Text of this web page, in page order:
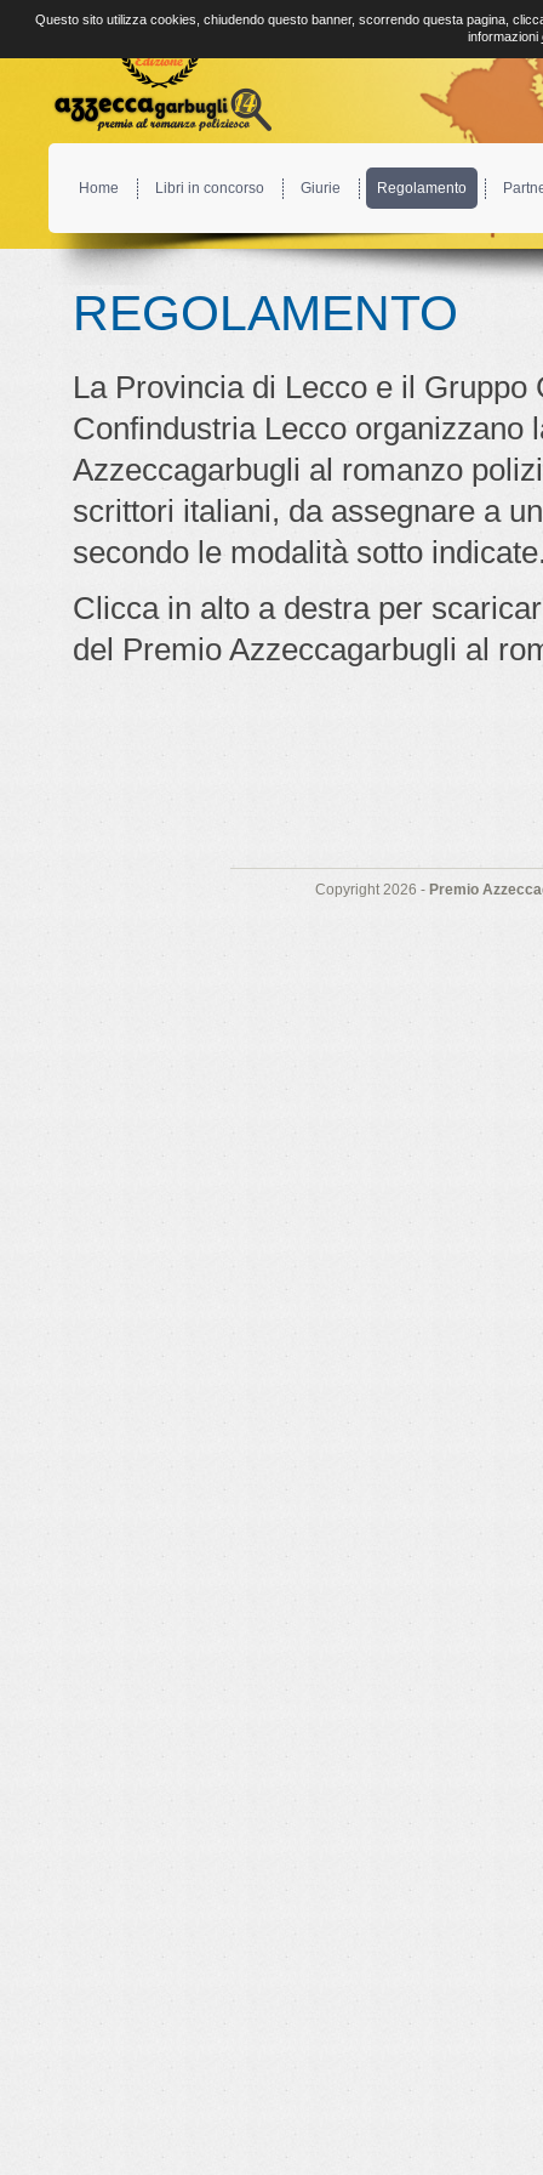
Home Libri in concorso Giurie Regolamento
REGOLAMENTO
La Provincia di Lecco e il Gruppo
Confindustria Lecco organizzano
Azzeccagarbugli al romanzo
scrittori italiani, da assegnare a
secondo le modalità sotto
Clicca in alto a destra per
del Premio Azzeccagarbugli al
Copyright 2026 - Premio
Questo sito utilizza cookies, chiudendo questo banner, scorrendo questa pagina,
informazioni